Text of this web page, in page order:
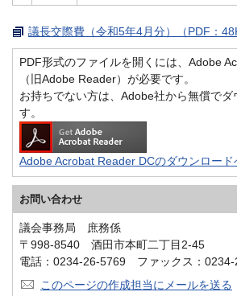
議長交際費（令和5年4月分）（PDF：
PDF形式のファイルを開くには、Adobe
（旧Adobe Reader）が必要です。
お持ちでない方は、Adobe社から無償でダ
す。
Adobe Acrobat Reader DCのダウンロード
お問い合わせ
議会事務局 庶務係
〒998-8540 酒田市本町二丁目2-45
電話：0234-26-5769 ファックス：0234-
このページの作成担当にメールを送る